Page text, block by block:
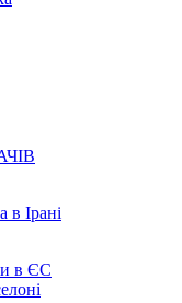
в Ірані
в ЄС